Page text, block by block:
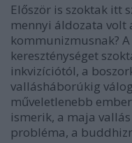
Először is szoktak itt
mennyi áldozata volt
kommunizmusnak?
kereszténységet
inkvizíciótól, a
vallásháborúkig
műveletlenebb
ismerik, a maja
probléma, a